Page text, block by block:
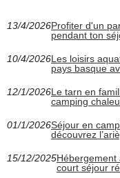
13/4/2026Profiter d'un
pendant ton
10/4/2026Les loisirs
pays basque
12/1/2026Le tarn en
camping
01/1/2026Séjour en
découvrez
15/12/2025Hébergement
court séjour